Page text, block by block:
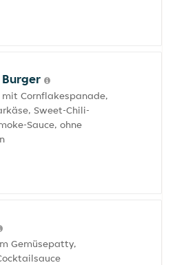
Cornflakespanade,
Sweet-Chili-
Sauce, ohne
Gemüsepatty,